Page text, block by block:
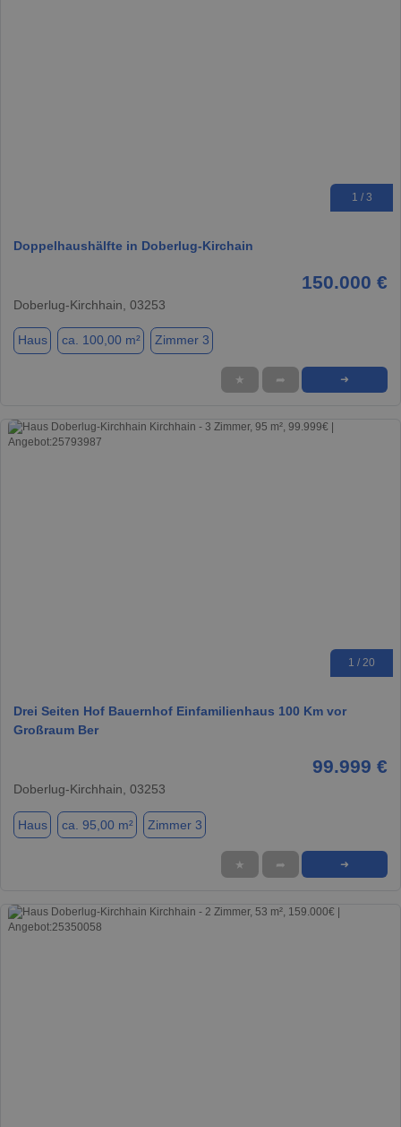
1 / 3
Doppelhaushälfte in Doberlug-Kirchain
150.000 €
Doberlug-Kirchhain, 03253
Haus ca. 100,00 m² Zimmer 3
★ ➦ ➜
1 / 20
Drei Seiten Hof Bauernhof Einfamilienhaus 100 Km vor
Großraum Ber
99.999 €
Doberlug-Kirchhain, 03253
Haus ca. 95,00 m² Zimmer 3
★ ➦ ➜